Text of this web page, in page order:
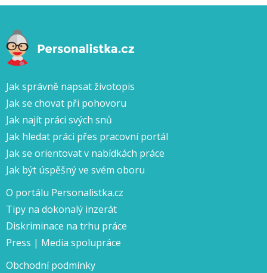
Jak správně napsat životopis
Jak se chovat při pohovoru
Jak najít práci svých snů
Jak hledat práci přes pracovní portál
Jak se orientovat v nabídkách práce
Jak být úspěšný ve svém oboru
O portálu Personalistka.cz
Tipy na dokonalý inzerát
Diskriminace na trhu práce
Press | Media spolupráce
Obchodní podmínky